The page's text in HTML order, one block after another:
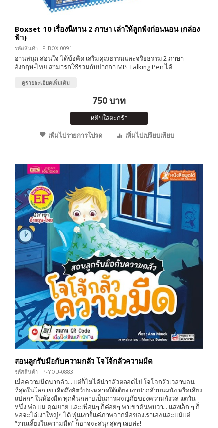
Boxset 10 เรื่องนิทาน 2 ภาษา เล่าให้ลูกฟังก่อนนอน (กล่อง
ฟ้า)
รหัสสินค้า : P-BOX-0091
อ่านสนุก สอนใจ ได้ข้อคิด เสริมคุณธรรมและจริยธรรม 2 ภาษา
อังกฤษ-ไทย สามารถใช้ร่วมกับปากกา MIS Talking Pen ได้
ดูรายละเอียดเพิ่มเติม
750 บาท
หยิบใส่ตะกร้า
เพิ่มไปรายการโปรด
เพิ่มไปเปรียบเทียบ
สอนลูกรับมือกับความกลัว โจโจ้กลัวความมืด
รหัสสินค้า : P-YOU-0883
เมื่อความมืดน่ากลัว... แต่ก็ไม่ได้น่ากลัวตลอดไป โจโจกลัวเวลานอน
ที่สุดในโลก เขาคิดถึงสัตว์ประหลาดใต้เตียง เงาน่ากลัวบนผนัง หรือเสียง
แปลกๆ ในห้องมืด ทุกคืนกลายเป็นการผจญภัยของความกังวล แต่วัน
หนึ่ง พ่อ แม่ คุณยาย และเพื่อนๆ ก็ค่อยๆ พาเขาค้นพบว่า... แสงเล็ก ๆ ก็
พอจะไล่เงาใหญ่ๆ ได้ หุ่นเงาก็แค่ภาพจากมือของเราเอง และแม้แต่
“งานเลี้ยงในความมืด” ก็อาจจะสนุกสุดๆ เลยล่ะ!